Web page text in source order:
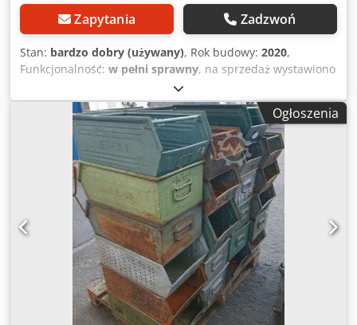
Zapytania Zadzwoń
Stan: bardzo dobry (używany), Rok budowy: 2020,
Funkcjonalność: w pełni sprawny, na sprzedaż wystawiono
50 sztuk zamykanych, metalowych skrzyń Auer Big Box,
model 1208, wymiary 120 x 80 x 79 cm, cena za sztukę 50 €,
możliwość sztaplowania. Chjdpfxszn Nmte AicsaOgłoszenia